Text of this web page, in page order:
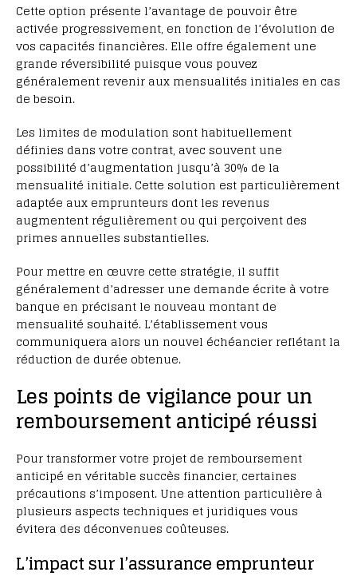
Cette option présente l’avantage de pouvoir être
activée progressivement, en fonction de l’évolution de
vos capacités financières. Elle offre également une
grande réversibilité puisque vous pouvez
généralement revenir aux mensualités initiales en cas
de besoin.
Les limites de modulation sont habituellement
définies dans votre contrat, avec souvent une
possibilité d’augmentation jusqu’à 30% de la
mensualité initiale. Cette solution est particulièrement
adaptée aux emprunteurs dont les revenus
augmentent régulièrement ou qui perçoivent des
primes annuelles substantielles.
Pour mettre en œuvre cette stratégie, il suffit
généralement d’adresser une demande écrite à votre
banque en précisant le nouveau montant de
mensualité souhaité. L’établissement vous
communiquera alors un nouvel échéancier reflétant la
réduction de durée obtenue.
Les points de vigilance pour un
remboursement anticipé réussi
Pour transformer votre projet de remboursement
anticipé en véritable succès financier, certaines
précautions s’imposent. Une attention particulière à
plusieurs aspects techniques et juridiques vous
évitera des déconvenues coûteuses.
L’impact sur l’assurance emprunteur